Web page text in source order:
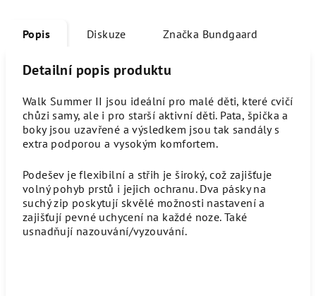
Popis Diskuze Značka Bundgaard
Detailní popis produktu
Walk Summer II jsou ideální pro malé děti, které cvičí
chůzi samy, ale i pro starší aktivní děti. Pata, špička a
boky jsou uzavřené a výsledkem jsou tak sandály s
extra podporou a vysokým komfortem.
Podešev je flexibilní a střih je široký, což zajišťuje
volný pohyb prstů i jejich ochranu. Dva pásky na
suchý zip poskytují skvělé možnosti nastavení a
zajišťují pevné uchycení na každé noze. Také
usnadňují nazouvání/vyzouvání.